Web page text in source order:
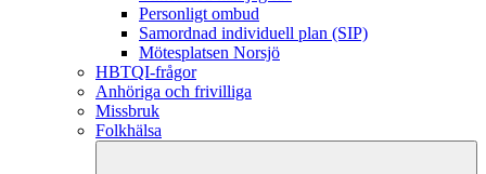
Personligt ombud
Samordnad individuell plan (SIP)
Mötesplatsen Norsjö
HBTQI-frågor
Anhöriga och frivilliga
Missbruk
Folkhälsa